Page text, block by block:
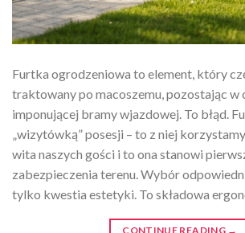
Furtka ogrodzeniowa to element, który
traktowany po macoszemu, pozostając w
imponującej bramy wjazdowej. To błąd.
„wizytówką” posesji – to z niej
wita naszych gości i to ona stanowi
zabezpieczenia terenu. Wybór
tylko kwestia estetyki. To składowa
CONTINUE READING →